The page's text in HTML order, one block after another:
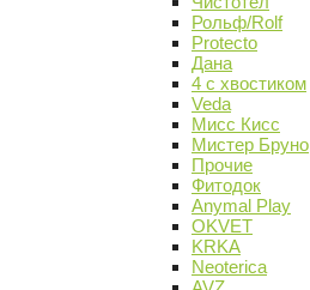
Рольф/Rolf
Protecto
Дана
4 с хвостиком
Veda
Мисс Кисс
Мистер Бруно
Прочие
Фитодок
Anymal Play
OKVET
KRKA
Neoterica